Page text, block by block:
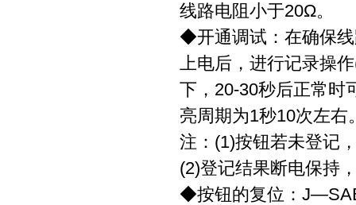
线路电阻小于20Ω。
◆开通调试：在确保
上电后，进行记录操
下，20-30秒后正常时
亮周期为1秒10次左
注：(1)按钮若未登记
(2)登记结果断电保持
◆按钮的复位：